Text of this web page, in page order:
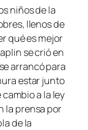
niños de la
llenos de
qué es mejor
se crió en
arrancó para
estar junto
a la ley
la prensa por
de la